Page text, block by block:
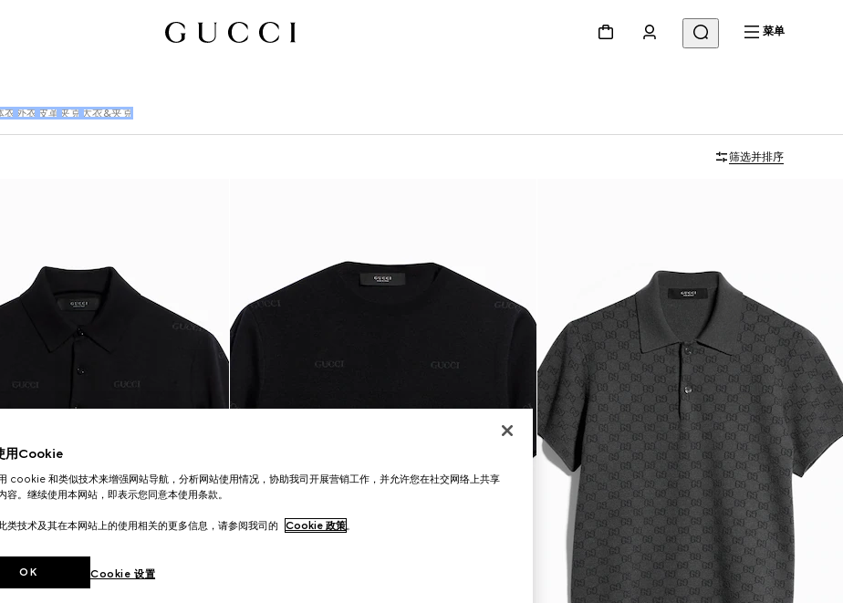
菜单
衣 外衣 皮革 夹克 大衣&夹克
筛选并排序
用Cookie
cookie 和类似技术来增强网站导航，分析网站使用情况，协助我司开展营销工作，并允许您在社交网络上共享
容。继续使用本网站，即表示您同意本使用条款。
类技术及其在本网站上的使用相关的更多信息，请参阅我司的 Cookie 政策。
Cookie 设置
OK